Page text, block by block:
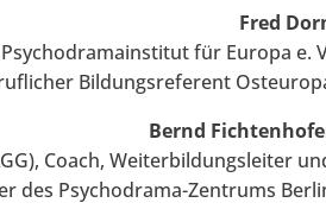
Fred
für Europa e.
Bildungsreferent
Bernd
Coach, Weiterbildungsleiter
des Psychodrama-Zentrums